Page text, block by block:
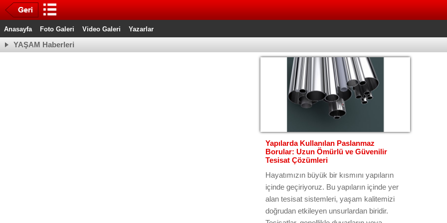
Anasayfa Foto Galeri Video Galeri Yazarlar
YAŞAM Haberleri
Yapılarda Kullanılan Paslanmaz
Borular: Uzun Ömürlü ve Güvenilir
Tesisat Çözümleri
Hayatımızın büyük bir kısmını yapıların
içinde geçiriyoruz. Bu yapıların içinde yer
alan tesisat sistemleri, yaşam kalitemizi
doğrudan etkileyen unsurlardan biridir.